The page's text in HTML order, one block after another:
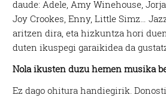
daude: Adele, Amy Winehouse,
Joy Crookes, Enny, Little Simz…
aritzen dira, eta hizkuntza hori
duten ikuspegi garaikidea da
Nola ikusten duzu hemen musika
Ez dago ohitura handiegirik.